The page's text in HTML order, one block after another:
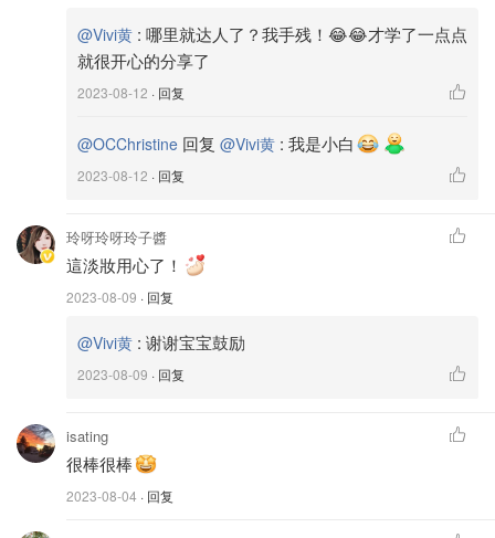
这款MAC定妆喷雾的瓶子很好看，樱花粉🌸🌸🌸🌸定妆力
度很强，可惜快见底了
@Vivi黄 : 哪里就达人了？我手残！😂😂才学了一点点
就很开心的分享了
2023-08-12 · 回复
@OCChristine 回复 @Vivi黄 : 我是小白
2023-08-12 · 回复
玲呀玲呀玲子醬
這淡妝用心了！
2023-08-09 · 回复
@Vivi黄 : 谢谢宝宝鼓励
2023-08-09 · 回复
isating
很棒很棒
2023-08-04 · 回复